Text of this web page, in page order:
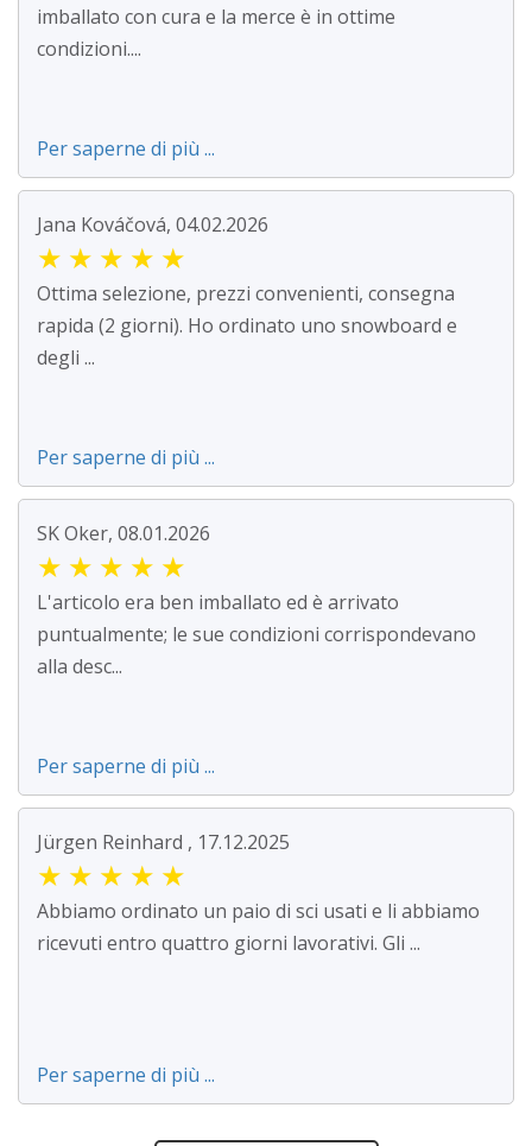
imballato con cura e la merce è in ottime
condizioni....
Per saperne di più ...
Jana Kováčová, 04.02.2026
★ ★ ★ ★ ★
Ottima selezione, prezzi convenienti, consegna
rapida (2 giorni). Ho ordinato uno snowboard e
degli ...
Per saperne di più ...
SK Oker, 08.01.2026
★ ★ ★ ★ ★
L'articolo era ben imballato ed è arrivato
puntualmente; le sue condizioni corrispondevano
alla desc...
Per saperne di più ...
Jürgen Reinhard , 17.12.2025
★ ★ ★ ★ ★
Abbiamo ordinato un paio di sci usati e li abbiamo
ricevuti entro quattro giorni lavorativi. Gli ...
Per saperne di più ...